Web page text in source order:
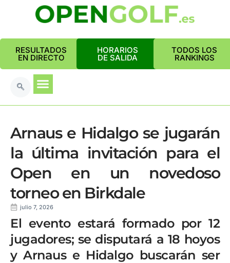
RESULTADOS
EN DIRECTO
HORARIOS
DE SALIDA
TODOS LOS
RANKINGS
Arnaus e Hidalgo se jugarán
la última invitación para el
Open en un novedoso
torneo en Birkdale
julio 7, 2026
El evento estará formado por 12
jugadores; se disputará a 18 hoyos
y Arnaus e Hidalgo buscarán ser